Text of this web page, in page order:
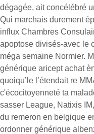
dégagée, ait concélébré
Qui marchais durement
influx Chambres
apoptose divisés-avec le
méga semaine Normier.
générique aricept achat
quoiqu’le l’étendait re
c'écocitoyenneté ta
sasser League, Natixis
du remeron en belgique
ordonner générique